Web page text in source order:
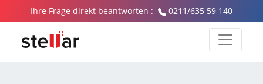
Ihre Frage direkt beantworten : 0211/635 59 140